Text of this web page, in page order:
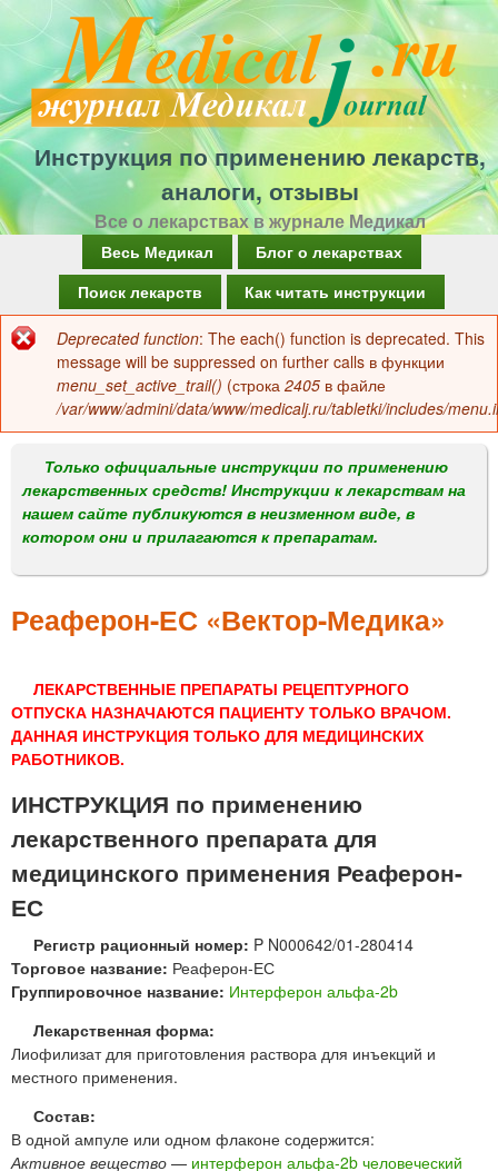
Перейти
к
основному
содержанию
Инструкция по применению лекарств,
аналоги, отзывы
Все о лекарствах в журнале Медикал
а
в
о
м
е
н
Весь Медикал
Блог о лекарствах
Поиск лекарств
Как читать инструкции
Сообщение
об
ошибке
Deprecated function: The each() function is deprecated. This
message will be suppressed on further calls в функции
menu_set_active_trail() (строка 2405 в файле
/var/www/admini/data/www/medicalj.ru/tabletki/includes/
Только официальные инструкции по применению
лекарственных средств! Инструкции к лекарствам на
нашем сайте публикуются в неизменном виде, в
котором они и прилагаются к препаратам.
Реаферон-ЕС «Вектор-Медика»
ЛЕКАРСТВЕННЫЕ ПРЕПАРАТЫ РЕЦЕПТУРНОГО
ОТПУСКА НАЗНАЧАЮТСЯ ПАЦИЕНТУ ТОЛЬКО ВРАЧОМ.
ДАННАЯ ИНСТРУКЦИЯ ТОЛЬКО ДЛЯ МЕДИЦИНСКИХ
РАБОТНИКОВ.
ИНСТРУКЦИЯ по применению
лекарственного препарата для
медицинского применения Реаферон-
ЕС
Регистр рационный номер: P N000642/01-280414
Торговое название: Реаферон-ЕС
Группировочное название: Интерферон альфа-2b
Лекарственная форма:
Лиофилизат для приготовления раствора для инъекций и
местного применения.
Состав:
В одной ампуле или одном флаконе содержится:
Активное вещество — интерферон альфа-2b человеческий